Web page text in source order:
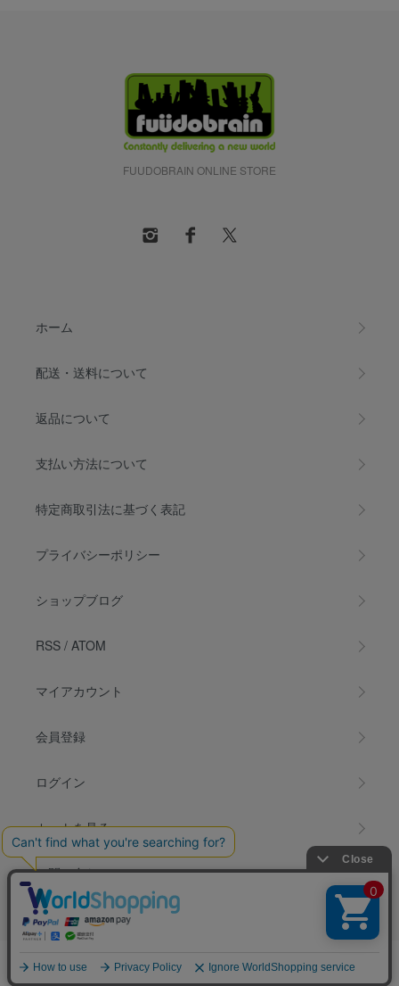
FUUDOBRAIN ONLINE STORE
ホーム
配送・送料について
返品について
支払い方法について
特定商取引法に基づく表記
プライバシーポリシー
ショップブログ
RSS / ATOM
マイアカウント
会員登録
ログイン
カートを見る
お問い合わせ
© COPYRIGHT 1996-2026 FUÜDOBRAIN Enterprize. All Rights Reserved.